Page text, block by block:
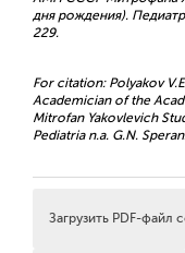
дня рождения).
229.
For citation: Polyakov
Academician of the
Mitrofan Yakovlevich
Pediatria n.a. G.N.
Загрузить PDF-файл